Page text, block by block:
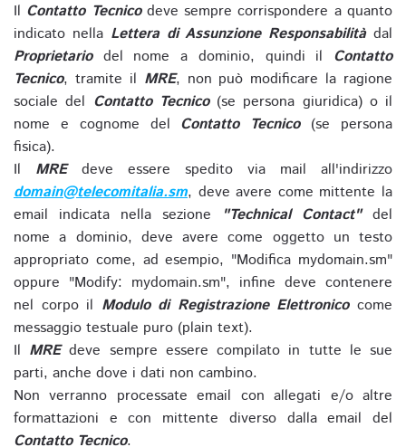
Il Contatto Tecnicodeve sempre corrispondere a quanto
indicato nella Lettera di Assunzione Responsabilitàdal
Proprietariodel nome a dominio, quindi il Contatto
Tecnico, tramite il MRE, non può modificare la ragione
sociale del Contatto Tecnico(se persona giuridica) o il
nome e cognome del Contatto Tecnico(se persona
fisica).
Il MREdeve essere spedito via mail all'indirizzo
domain@telecomitalia.sm, deve avere come mittente la
email indicata nella sezione
"Technical Contact"del
nome a dominio, deve avere come oggetto un testo
appropriato come, ad esempio, "Modifica mydomain.sm"
oppure "Modify: mydomain.sm", infine deve contenere
nel corpo il Modulo di Registrazione Elettronicocome
messaggio testuale puro (plain text).
Il MREdeve sempre essere compilato in tutte le sue
parti, anche dove i dati non cambino.
Non verranno processate email con allegati e/o altre
formattazioni e con mittente diverso dalla email del
Contatto Tecnico.